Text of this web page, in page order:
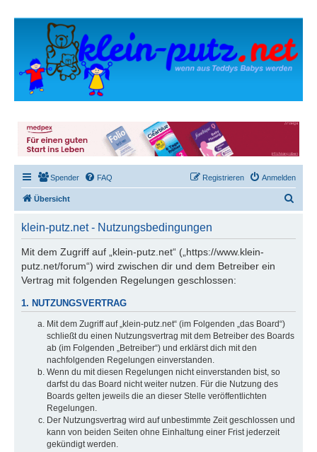
Spender FAQ Anmelden
Registrieren
Übersicht
klein-putz.net - Nutzungsbedingungen
Mit dem Zugriff auf „klein-putz.net“ („https://www.klein-
putz.net/forum“) wird zwischen dir und dem Betreiber ein
Vertrag mit folgenden Regelungen geschlossen:
1. NUTZUNGSVERTRAG
Mit dem Zugriff auf „klein-putz.net“ (im Folgenden „das Board“)
schließt du einen Nutzungsvertrag mit dem Betreiber des Boards
ab (im Folgenden „Betreiber“) und erklärst dich mit den
nachfolgenden Regelungen einverstanden.
Wenn du mit diesen Regelungen nicht einverstanden bist, so
darfst du das Board nicht weiter nutzen. Für die Nutzung des
Boards gelten jeweils die an dieser Stelle veröffentlichten
Regelungen.
Der Nutzungsvertrag wird auf unbestimmte Zeit geschlossen und
kann von beiden Seiten ohne Einhaltung einer Frist jederzeit
gekündigt werden.